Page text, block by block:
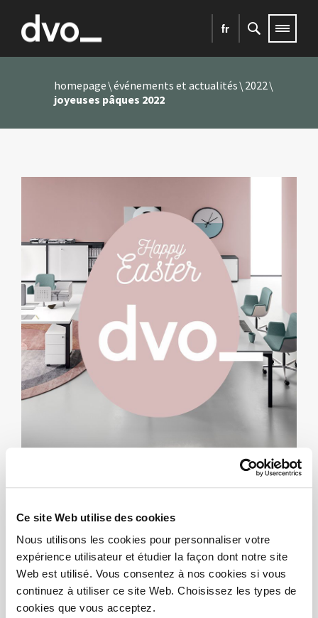
Ce site Web utilise des cookies
Nous utilisons les cookies pour personnaliser votre
expérience utilisateur et étudier la façon dont notre site
Web est utilisé. Vous consentez à nos cookies si vous
continuez à utiliser ce site Web. Choisissez les types de
cookies que vous acceptez.
fr
homepage événements et actualités 2022
joyeuses pâques 2022
JOYEUSES PÂQUES
2022
14/04/2022
Nous vous souhaitons de joyeuses Pâques!